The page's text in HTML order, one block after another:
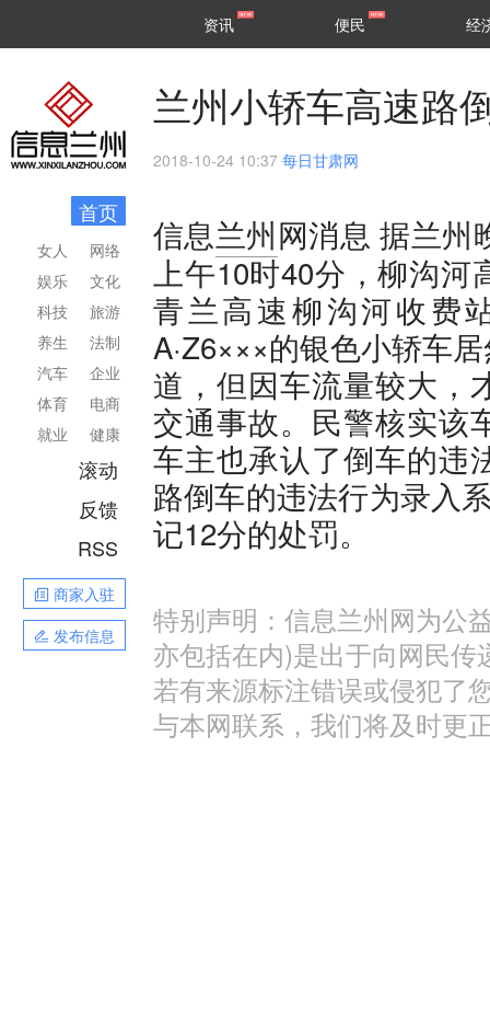
区县
资讯 便民 经
首页
网络
文化
旅游
法制
企业
电商
健康
女人
娱乐
科技
养生
汽车
体育
就业
滚动
反馈
RSS
商家入驻
发布信息
兰州小轿车高速路
2018-10-24 10:37 每日甘肃网
信息兰州网消息 据兰州
上午10时40分，柳沟河
青兰高速柳沟河收费
A·Z6×××的银色小轿车
道，但因车流量较大，
交通事故。民警核实该
车主也承认了倒车的违
路倒车的违法行为录入
记12分的处罚。
特别声明：信息兰州网为公
亦包括在内)是出于向网民
若有来源标注错误或侵犯了
与本网联系，我们将及时更